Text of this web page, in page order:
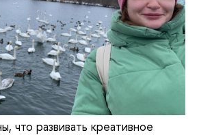
что развивать креативное